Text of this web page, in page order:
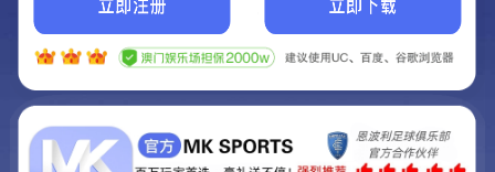
我们的网站正在建设.
它将是非常棒的网站.